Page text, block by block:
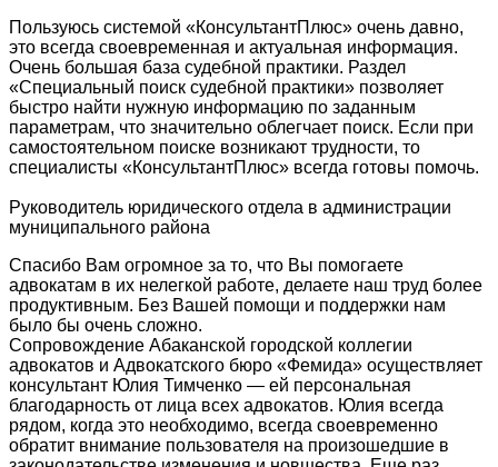
Пользуюсь системой «КонсультантПлюс» очень давно,
это всегда своевременная и актуальная информация.
Очень большая база судебной практики. Раздел
«Специальный поиск судебной практики» позволяет
быстро найти нужную информацию по заданным
параметрам, что значительно облегчает поиск. Если при
самостоятельном поиске возникают трудности, то
специалисты «КонсультантПлюс» всегда готовы помочь.
Руководитель юридического отдела в администрации
муниципального района
Спасибо Вам огромное за то, что Вы помогаете
адвокатам в их нелегкой работе, делаете наш труд более
продуктивным. Без Вашей помощи и поддержки нам
было бы очень сложно.
Сопровождение Абаканской городской коллегии
адвокатов и Адвокатского бюро «Фемида» осуществляет
консультант Юлия Тимченко — ей персональная
благодарность от лица всех адвокатов. Юлия всегда
рядом, когда это необходимо, всегда своевременно
обратит внимание пользователя на произошедшие в